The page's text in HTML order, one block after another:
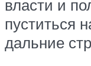
власти и
пуститься
дальние